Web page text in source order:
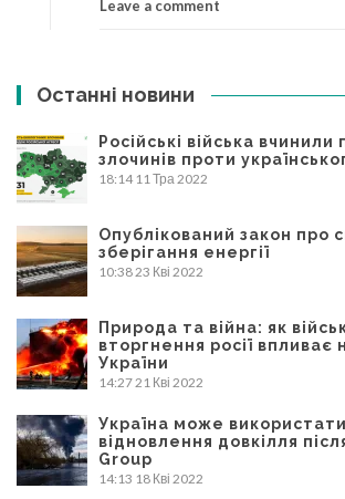
Leave a comment
Останні новини
Російські війська
злочинів проти
18:14 11 Тра 2022
Опублікований закон про
зберігання енергії
10:38 23 Кві 2022
Природа та війна: як
вторгнення росії впливає
України
14:27 21 Кві 2022
Україна може
відновлення довкілля
Group
14:13 18 Кві 2022